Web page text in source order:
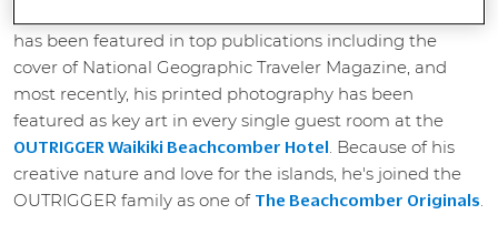
has been featured in top publications including the
cover of National Geographic Traveler Magazine, and
most recently, his printed photography has been
featured as key art in every single guest room at the
OUTRIGGER Waikiki Beachcomber Hotel. Because of his
creative nature and love for the islands, he's joined the
OUTRIGGER family as one of The Beachcomber Originals.